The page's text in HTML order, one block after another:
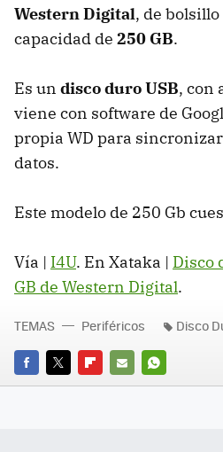
Western Digital, de
capacidad de 250 GB.
Es un disco duro USB, con
viene con software de
propia WD para
datos.
Este modelo de 250 Gb
Vía | I4U. En Xataka | Disco
GB de Western Digital.
FACEBOOK
TWITTERFLIPBOARD
E-
WHATSAPP
TEMAS Periféricos Disco